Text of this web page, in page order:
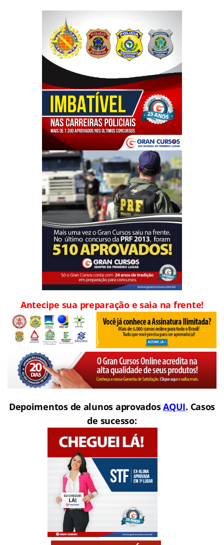
Antecipe sua preparação e saia na frente!
Depoimentos de alunos aprovadosAQUI. Casos
de sucesso: